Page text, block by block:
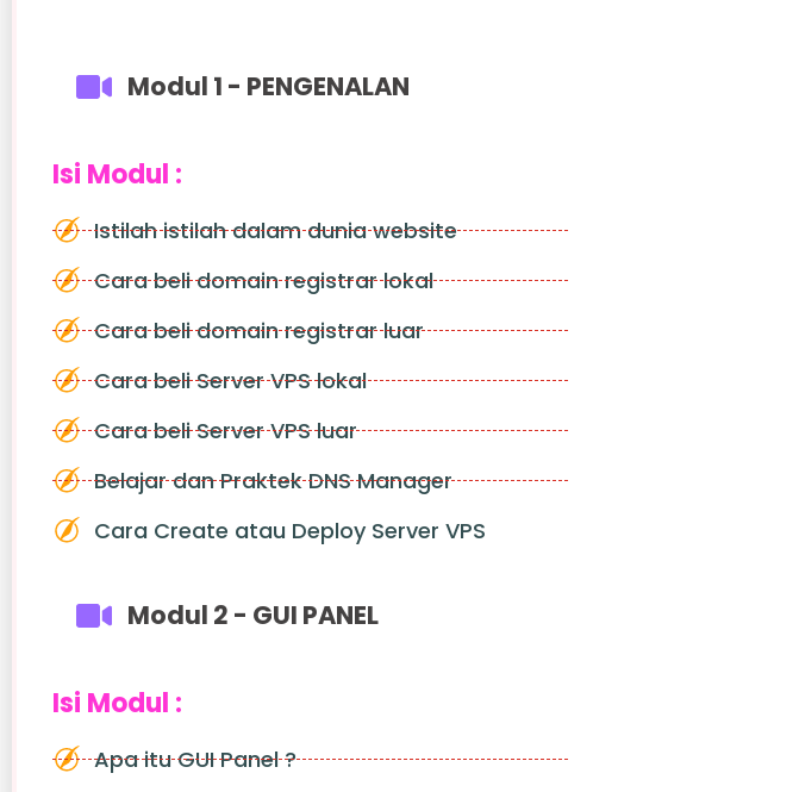
Modul 1 - PENGENALAN
Isi Modul :
Istilah istilah dalam dunia website
Cara beli domain registrar lokal
Cara beli domain registrar luar
Cara beli Server VPS lokal
Cara beli Server VPS luar
Belajar dan Praktek DNS Manager
Cara Create atau Deploy Server VPS
Modul 2 - GUI PANEL
Isi Modul :
Apa itu GUI Panel ?